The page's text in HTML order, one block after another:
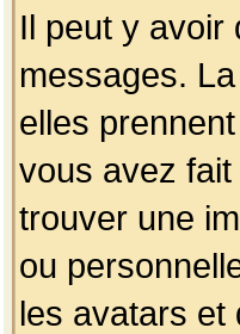
Il peut y avoir
messages.
elles
vous avez
trouver une
ou
les avatars et